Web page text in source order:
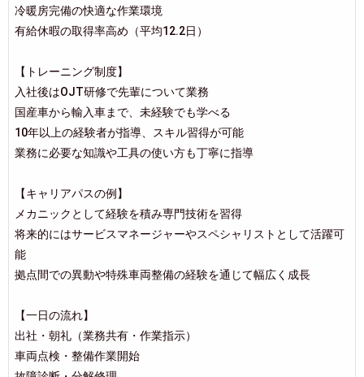
冷暖房完備の快適な作業環境
有給休暇の取得率高め（平均12.2日）
【トレーニング制度】
入社後はOJT研修で先輩について業務
国産車から輸入車まで、未経験でも学べる
10年以上の経験者が指導、スキル習得が可能
業務に必要な知識や工具の使い方も丁寧に指導
【キャリアパスの例】
メカニックとして経験を積み専門技術を習得
将来的にはサービスマネージャーやスペシャリストとして活躍可
能
拠点間での異動や特殊車両整備の経験を通じて幅広く成長
【一日の流れ】
出社・朝礼（業務共有・作業指示）
車両点検・整備作業開始